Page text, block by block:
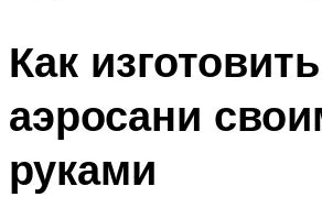
Как изготовить
аэросани
руками